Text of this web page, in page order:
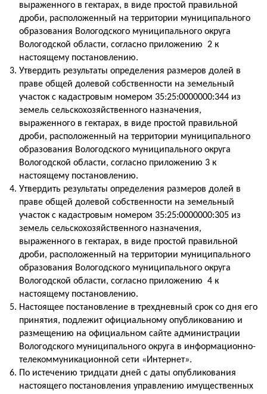
выраженного в гектарах, в виде простой правильной
дроби, расположенный на территории муниципального
образования Вологодского муниципального округа
Вологодской области, согласно приложению 2 к
настоящему постановлению.
Утвердить результаты определения размеров долей в
праве общей долевой собственности на земельный
участок с кадастровым номером 35:25:0000000:344 из
земель сельскохозяйственного назначения,
выраженного в гектарах, в виде простой правильной
дроби, расположенный на территории муниципального
образования Вологодского муниципального округа
Вологодской области, согласно приложению 3 к
настоящему постановлению.
Утвердить результаты определения размеров долей в
праве общей долевой собственности на земельный
участок с кадастровым номером 35:25:0000000:305 из
земель сельскохозяйственного назначения,
выраженного в гектарах, в виде простой правильной
дроби, расположенный на территории муниципального
образования Вологодского муниципального округа
Вологодской области, согласно приложению 4 к
настоящему постановлению.
Настоящее постановление в трехдневный срок со дня его
принятия, подлежит официальному опубликованию и
размещению на официальном сайте администрации
Вологодского муниципального округа в информационно-
телекоммуникационной сети «Интернет».
По истечению тридцати дней с даты опубликования
настоящего постановления управлению имущественных